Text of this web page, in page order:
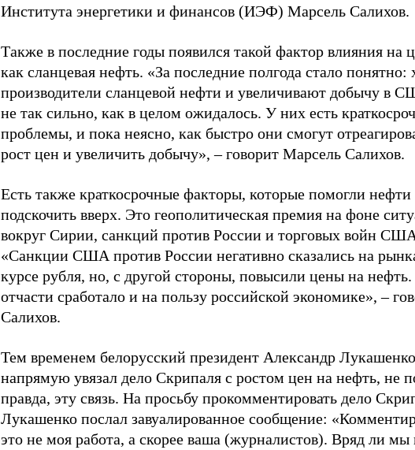
Института энергетики и финансов (ИЭФ) Марсель Салихов.
Также в последние годы появился такой фактор влияния на
как сланцевая нефть. «За последние полгода стало понятно:
производители сланцевой нефти и увеличивают добычу в
не так сильно, как в целом ожидалось. У них есть
проблемы, и пока неясно, как быстро они смогут
рост цен и увеличить добычу», – говорит Марсель Салихов.
Есть также краткосрочные факторы, которые помогли нефти
подскочить вверх. Это геополитическая премия на фоне
вокруг Сирии, санкций против России и торговых войн
«Санкции США против России негативно сказались на
курсе рубля, но, с другой стороны, повысили цены на
отчасти сработало и на пользу российской экономике», –
Салихов.
Тем временем белорусский президент Александр Лукашенко
напрямую увязал дело Скрипаля с ростом цен на нефть, не
правда, эту связь. На просьбу прокомментировать дело
Лукашенко послал завуалированное сообщение:
это не моя работа, а скорее ваша (журналистов). Вряд ли мы